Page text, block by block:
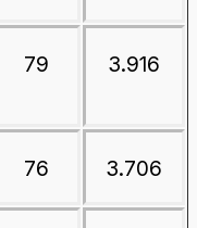
79 3.916
76 3.706